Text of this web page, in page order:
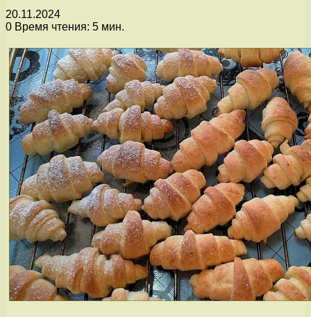
20.11.2024
0 Время чтения: 5 мин.